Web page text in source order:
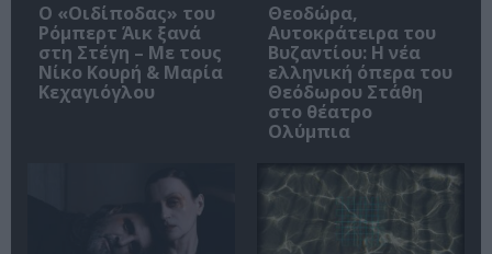
O «Οιδίποδας» του
Ρόμπερτ Άικ ξανά
στη Στέγη – Με τους
Νίκο Κουρή & Μαρία
Κεχαγιόγλου
Θεοδώρα,
Αυτοκράτειρα του
Βυζαντίου: Η νέα
ελληνική όπερα του
Θεόδωρου Στάθη
στο θέατρο
Ολύμπια